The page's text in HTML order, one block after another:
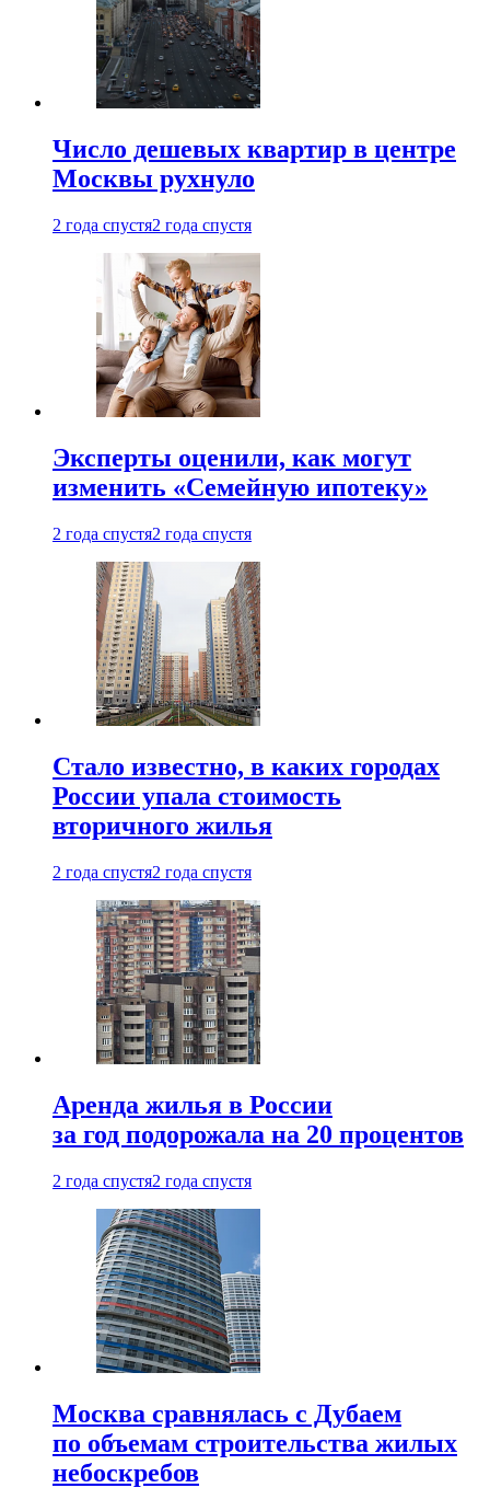
Число дешевых квартир в центре
Москвы рухнуло
2 года спустя2 года спустя
Эксперты оценили, как могут
изменить «Семейную ипотеку»
2 года спустя2 года спустя
Стало известно, в каких городах
России упала стоимость
вторичного жилья
2 года спустя2 года спустя
Аренда жилья в России
за год подорожала на 20 процентов
2 года спустя2 года спустя
Москва сравнялась с Дубаем
по объемам строительства жилых
небоскребов